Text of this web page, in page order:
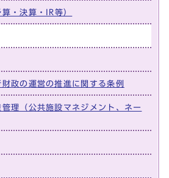
・決算・IR等）
政の運営の推進に関する条例
理（公共施設マネジメント、ネー